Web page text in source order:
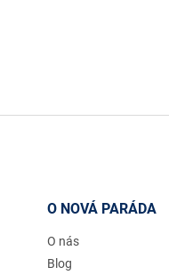
O NOVÁ PARÁDA
O nás
Blog